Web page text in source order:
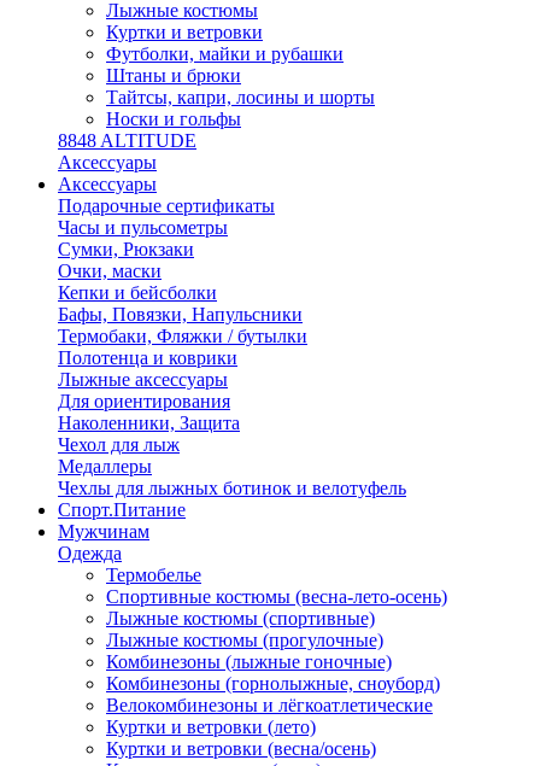
Лыжные костюмы
Куртки и ветровки
Футболки, майки и рубашки
Штаны и брюки
Тайтсы, капри, лосины и шорты
Носки и гольфы
8848 ALTITUDE
Аксессуары
Аксессуары
Подарочные сертификаты
Часы и пульсометры
Сумки, Рюкзаки
Очки, маски
Кепки и бейсболки
Бафы, Повязки, Напульсники
Термобаки, Фляжки / бутылки
Полотенца и коврики
Лыжные аксессуары
Для ориентирования
Наколенники, Защита
Чехол для лыж
Медаллеры
Чехлы для лыжных ботинок и велотуфель
Спорт.Питание
Мужчинам
Одежда
Термобелье
Спортивные костюмы (весна-лето-осень)
Лыжные костюмы (спортивные)
Лыжные костюмы (прогулочные)
Комбинезоны (лыжные гоночные)
Комбинезоны (горнолыжные, сноуборд)
Велокомбинезоны и лёгкоатлетические
Куртки и ветровки (лето)
Куртки и ветровки (весна/осень)